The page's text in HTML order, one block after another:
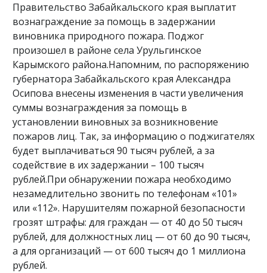
Правительство Забайкальского края выплатит
вознаграждение за помощь в задержании
виновника природного пожара. Поджог
произошел в районе села Урульгинское
Карымского района.Напомним, по распоряжению
губернатора Забайкальского края Александра
Осипова внесены изменения в части увеличения
суммы вознаграждения за помощь в
установлении виновных за возникновение
пожаров лиц. Так, за информацию о поджигателях
будет выплачиваться 90 тысяч рублей, а за
содействие в их задержании – 100 тысяч
рублей.При обнаружении пожара необходимо
незамедлительно звонить по телефонам «101»
или «112». Нарушителям пожарной безопасности
грозят штрафы: для граждан — от 40 до 50 тысяч
рублей, для должностных лиц — от 60 до 90 тысяч,
а для организаций — от 600 тысяч до 1 миллиона
рублей.